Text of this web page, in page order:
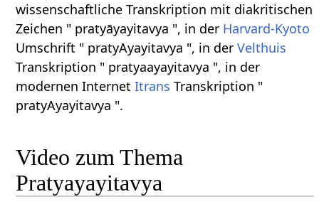
wissenschaftliche Transkription mit diakritischen
Zeichen " pratyāyayitavya ", in der Harvard-Kyoto
Umschrift " pratyAyayitavya ", in derVelthuis
Transkription " pratyaayayitavya ", in der
modernen InternetItrans Transkription "
pratyAyayitavya ".
Video zum Thema
Pratyayayitavya